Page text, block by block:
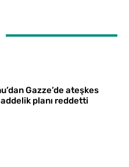
Gazze’de ateşkes
planı reddetti